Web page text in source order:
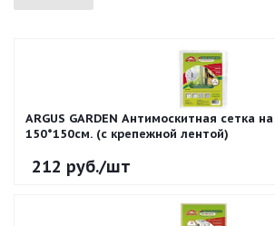
ARGUS GARDEN Антимоскитная сетка
150*150см. (с крепежной лентой)
212 руб./шт